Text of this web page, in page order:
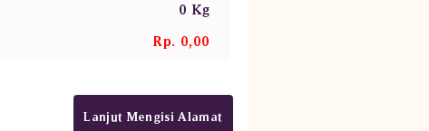
0 Kg
Rp. 0,00
Lanjut Mengisi Alamat